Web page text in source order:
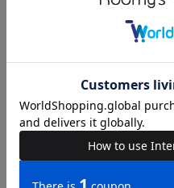
KURI / 162cm / 着用サイズ
FREE
店舗STAFF
優
店舗
RECOMMEND